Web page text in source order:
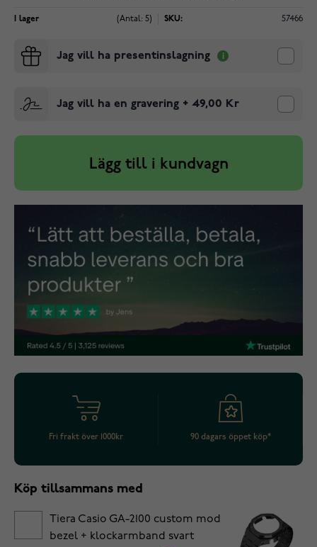
I lager (Antal: 5) SKU: 57466
Jag vill ha presentinslagning
Jag vill ha en gravering + 49,00 Kr
Lägg till i kundvagn
Fri frakt över 1000kr 90 dagars öppet köp*
Köp tillsammans med
Tiera Casio GA-2100 custom mod
bezel + klockarmband svart